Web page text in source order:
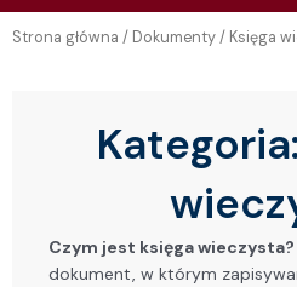
Strona główna / Dokumenty/ Księga
Kategoria:
Czym jest księga wieczysta?
dokument, w którym